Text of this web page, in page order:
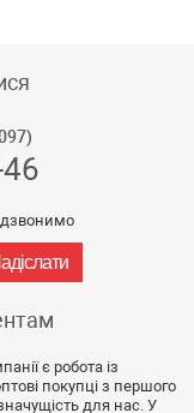
є робота із
покупці з першого
для нас. У